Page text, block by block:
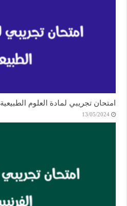
امتحان تجريبي لمادة العلوم الطبيعية
13/05/2024